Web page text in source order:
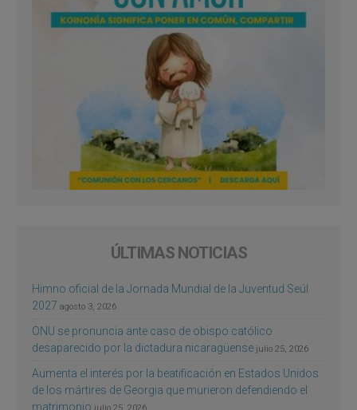
ÚLTIMAS NOTICIAS
Himno oficial de la Jornada Mundial de la Juventud Seúl
2027 agosto 3, 2026
ONU se pronuncia ante caso de obispo católico
desaparecido por la dictadura nicaragüense julio 25, 2026
Aumenta el interés por la beatificación en Estados Unidos
de los mártires de Georgia que murieron defendiendo el
matrimonio